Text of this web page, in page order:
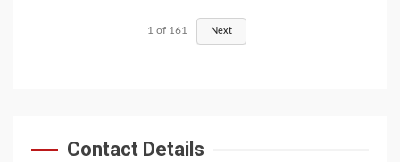
1 of 161 Next
Contact Details